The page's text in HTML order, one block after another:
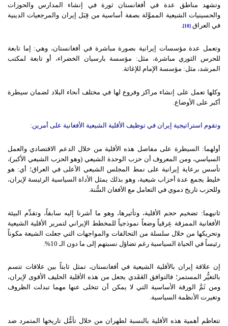
وتشهد مناطق عدة في أفغانستان ثورة في إنشاء المدارس والحوزات
والحسينيات الشيعية المموَّلة بصفة أساسية من قِبَل إيران والمرجعيات الدينية
في العراق [10]
وتعمل عدة مؤسسات إيرانية بصورة مباشرة في أفغانستان، وهي: إما تابعة
للحرس الثوري مباشرة، مثل: مؤسسة بارسيان الخضراء، أو تابعة لمكتب
المرشد، مثل: مؤسسة الإمام للإغاثة.
وكلها تعمل على إنشاء مراكز وفروع لها في مختلف أنحاء البلاد لضمان سيطرة
أكبر على الأوضاع.
وتقوم استراتيجية إيران في توظيف الأقلية الشيعية الأفغانية على أمرين:
أولهما: السيطرة على مفاصل هذه الأقلية من خلال الدعم الاقتصادي والعمل
السياسي، ومن المعروف أن حزب الوحدة الشيعي (وهو الحزب الشيعي الأكبر)،
تأسس برعاية إيرانية على نمط المجلس الشيعي الأعلى في العراق؛ أي: هو
خليط يجمع عدة أحزاب شيعية، وهو بذلك يمثل الأداة السياسية الرئيسة لإيران،
وللحزب تاريخ دموي في التعامل مع الأفغان السُّنة.
ثانيهما: تضخيم حجم الأقلية، وتأثيرها، وهو ما أشرنا إليه سابقاً، وتقدِّم البيئة
الأفغانية الممزقة عِرقياً وضعاً نموذجياً للمخطط الإيراني لتمرير الأقلية الشيعية
وتحريكها من خلال سلسلة من التحالفات والمواجهات التي جعلت الشيعة مكوناً
رئيساً في الحياة السياسية رغم تضاؤل نسبتهم إلى ما دون الـ 10%.
إن علاقة إيران بالأقلية الشيعية في أفغانستان، تمثل ثابتاً بين علاقات تتسم
بالتغيُّر المستمر؛ فالتوافق العَقَدي يجعل من هذه الأقلية الحليف الأقوى لإيران،
ومن ثَمَّ الورقة الأساسية التي لا يمكن أن تتخلى عنها مهما تبدلت الظروف
وتغيرت الأنظمة السياسية.
تتعاظم أهمية هذه الأقلية بالنسبة لطهران من خلال تأمُّل تاريخها المتمرد ضد